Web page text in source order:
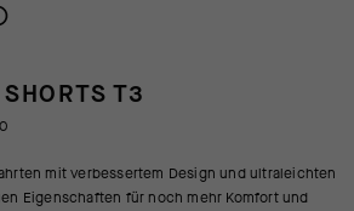
T3
mit verbessertem Design und ultraleichten
Eigenschaften für noch mehr Komfort und